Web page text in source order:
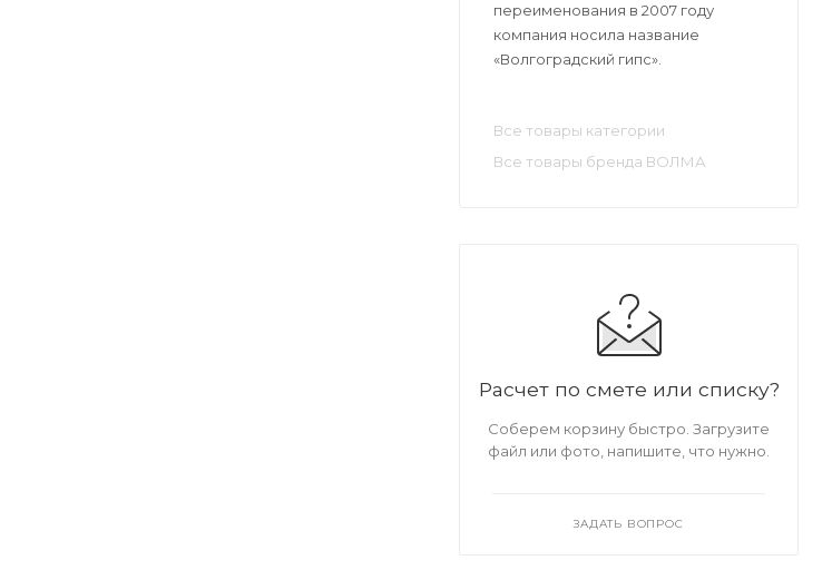
переименования в 2007 году
компания носила название
«Волгоградский гипс».
Все товары категории
Все товары бренда ВОЛМА
Расчет по смете или списку?
Соберем корзину быстро. Загрузите
файл или фото, напишите, что нужно.
ЗАДАТЬ ВОПРОС